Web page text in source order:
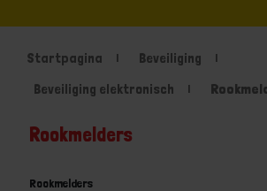
Startpagina
Beveiliging
Beveiliging elektronisch
Rookmelders
Rookmelders